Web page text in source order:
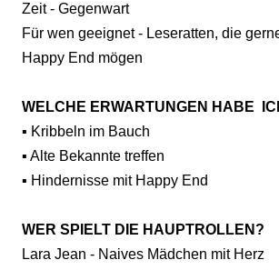
Zeit - Gegenwart
Für wen geeignet - Leseratten, die
Happy End mögen
WELCHE ERWARTUNGEN HABE
▪️ Kribbeln im Bauch
▪️ Alte Bekannte treffen
▪️ Hindernisse mit Happy End
WER SPIELT DIE HAUPTROLLEN?
Lara Jean - Naives Mädchen mit Herz